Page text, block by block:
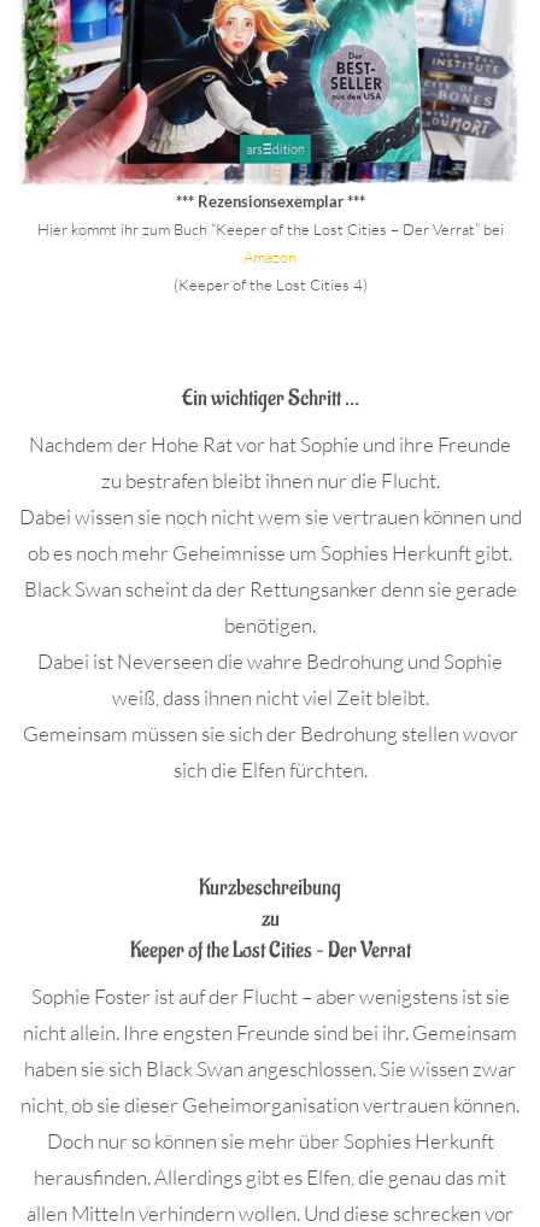
*** Rezensionsexemplar ***
Hier kommt ihr zum Buch “Keeper of the Lost Cities – Der Verrat” bei
Amazon
(Keeper of the Lost Cities 4)
Ein wichtiger Schritt …
Nachdem der Hohe Rat vor hat Sophie und ihre Freunde
zu bestrafen bleibt ihnen nur die Flucht.
Dabei wissen sie noch nicht wem sie vertrauen können und
ob es noch mehr Geheimnisse um Sophies Herkunft gibt.
Black Swan scheint da der Rettungsanker denn sie gerade
benötigen.
Dabei ist Neverseen die wahre Bedrohung und Sophie
weiß, dass ihnen nicht viel Zeit bleibt.
Gemeinsam müssen sie sich der Bedrohung stellen wovor
sich die Elfen fürchten.
Kurzbeschreibung
zu
Keeper of the Lost Cities – Der Verrat
Sophie Foster ist auf der Flucht – aber wenigstens ist sie
nicht allein. Ihre engsten Freunde sind bei ihr. Gemeinsam
haben sie sich Black Swan angeschlossen. Sie wissen zwar
nicht, ob sie dieser Geheimorganisation vertrauen können.
Doch nur so können sie mehr über Sophies Herkunft
herausfinden. Allerdings gibt es Elfen, die genau das mit
allen Mitteln verhindern wollen. Und diese schrecken vor